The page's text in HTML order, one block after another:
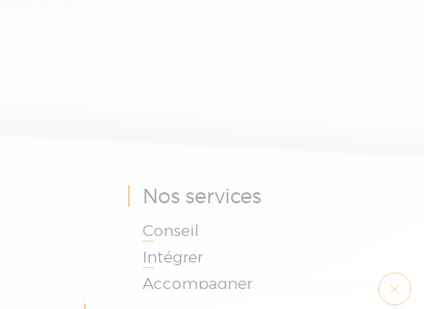
Nos services
Conseil
Intégrer
Accompagner